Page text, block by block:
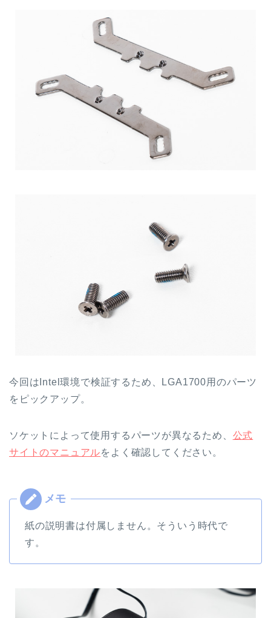
今回はIntel環境で検証するため、LGA1700用のパーツ
をピックアップ。
ソケットによって使用するパーツが異なるため、 公式
サイトのマニュアルをよく確認してください。
紙の説明書は付属しません。そういう時代で
す。